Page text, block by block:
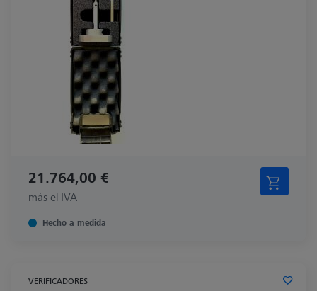
21.764,00 €
más el IVA
Hecho a medida
VERIFICADORES